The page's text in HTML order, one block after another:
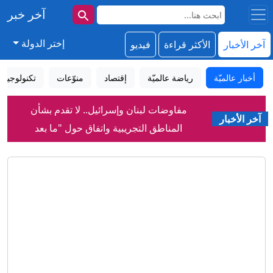
آخر خبر
آخر الأخبار الأكثر قراءة فيديو إختر الدولة
أخبار عالميّة رياضة عالميّة إقتصاد منوّعات تكنولوجيا
آخر الأخبار
مفاوضات لبنان وإسرائيل.. لا تقدم بشأن
المناطق التجريبية واتفاق حول "ما بعد
اليونيفيل"
الحوثيون يعلنون تنفيذ عملية عسكرية